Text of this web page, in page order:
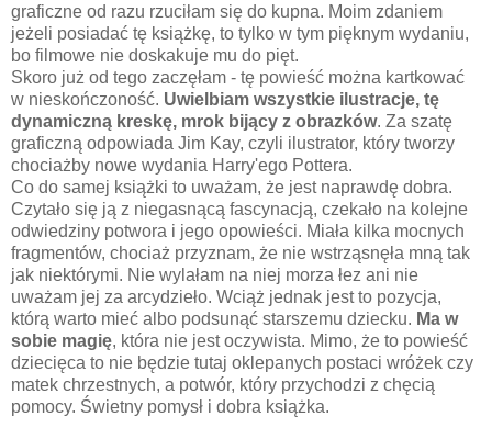
graficzne od razu rzuciłam się do kupna. Moim zdaniem
jeżeli posiadać tę książkę, to tylko w tym pięknym wydaniu,
bo filmowe nie doskakuje mu do pięt.
Skoro już od tego zaczęłam - tę powieść można kartkować
w nieskończoność. Uwielbiam wszystkie ilustracje, tę
dynamiczną kreskę, mrok bijący z obrazków. Za szatę
graficzną odpowiada Jim Kay, czyli ilustrator, który tworzy
chociażby nowe wydania Harry'ego Pottera.
Co do samej książki to uważam, że jest naprawdę dobra.
Czytało się ją z niegasnącą fascynacją, czekało na kolejne
odwiedziny potwora i jego opowieści. Miała kilka mocnych
fragmentów, chociaż przyznam, że nie wstrząsnęła mną tak
jak niektórymi. Nie wylałam na niej morza łez ani nie
uważam jej za arcydzieło. Wciąż jednak jest to pozycja,
którą warto mieć albo podsunąć starszemu dziecku. Ma w
sobie magię, która nie jest oczywista. Mimo, że to powieść
dziecięca to nie będzie tutaj oklepanych postaci wróżek czy
matek chrzestnych, a potwór, który przychodzi z chęcią
pomocy. Świetny pomysł i dobra książka.